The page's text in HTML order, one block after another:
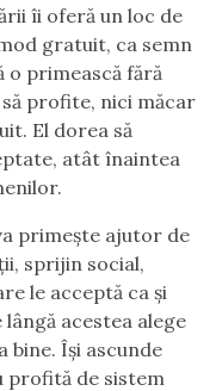
îi oferă un loc de
gratuit, ca semn
o primească fără
să profite, nici măcar
El dorea să
atât înaintea
primește ajutor de
sprijin social,
le acceptă ca și
acestea alege
bine. Își ascunde
profită de sistem